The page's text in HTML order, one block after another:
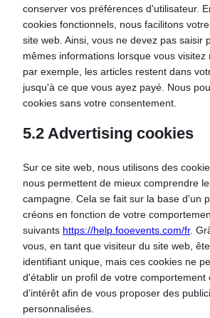
conserver vos préférences d'utilisateur.
cookies fonctionnels, nous facilitons
site web. Ainsi, vous ne devez pas saisir
mêmes informations lorsque vous visitez
par exemple, les articles restent dans
jusqu'à ce que vous ayez payé. Nous
cookies sans votre consentement.
5.2 Advertising cookies
Sur ce site web, nous utilisons des
nous permettent de mieux comprendre
campagne. Cela se fait sur la base d'un
créons en fonction de votre
suivants https://help.fooevents.com/fr.
vous, en tant que visiteur du site web,
identifiant unique, mais ces cookies ne
d'établir un profil de votre comportement
d'intérêt afin de vous proposer des
personnalisées.